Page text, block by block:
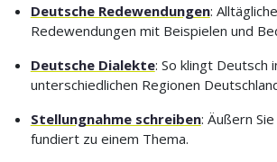
Deutsche Redewendungen:
Redewendungen mit Beispielen und
Deutsche Dialekte: So klingt Deutsch
unterschiedlichen Regionen
Stellungnahme schreiben: Äußern
fundiert zu einem Thema.